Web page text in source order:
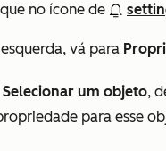
no ícone de
vá para
Selecionar um objeto,
para esse